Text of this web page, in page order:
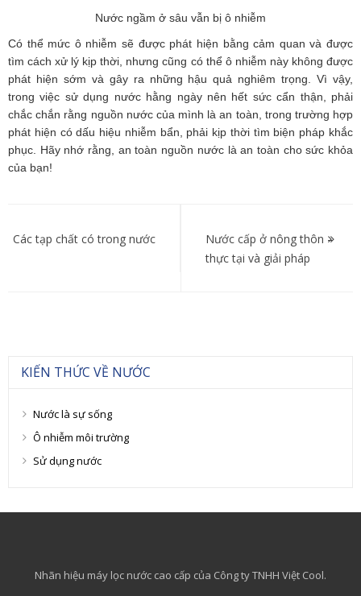
Nước ngầm ở sâu vẫn bị ô nhiễm
Có thể mức ô nhiễm sẽ được phát hiện bằng cảm quan và được
tìm cách xử lý kịp thời, nhưng cũng có thể ô nhiễm này không được
phát hiện sớm và gây ra những hậu quả nghiêm trọng. Vì vậy,
trong việc sử dụng nước hằng ngày nên hết sức cẩn thận, phải
chắc chắn rằng nguồn nước của mình là an toàn, trong trường hợp
phát hiện có dấu hiệu nhiễm bẩn, phải kịp thời tìm biện pháp khắc
phục. Hãy nhớ rằng, an toàn nguồn nước là an toàn cho sức khỏa
của bạn!
hướng
Các tạp chất có trong nước
Nước cấp ở nông thôn –
thực tại và giải pháp
KIẾN THỨC VỀ NƯỚC
Nước là sự sống
Ô nhiễm môi trường
Sử dụng nước
Nhãn hiệu máy lọc nước cao cấp của Công ty TNHH Việt Cool.